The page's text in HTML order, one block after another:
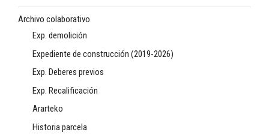
Archivo colaborativo
Exp. demolición
Expediente de construcción (2019-2026)
Exp. Deberes previos
Exp. Recalificación
Ararteko
Historia parcela